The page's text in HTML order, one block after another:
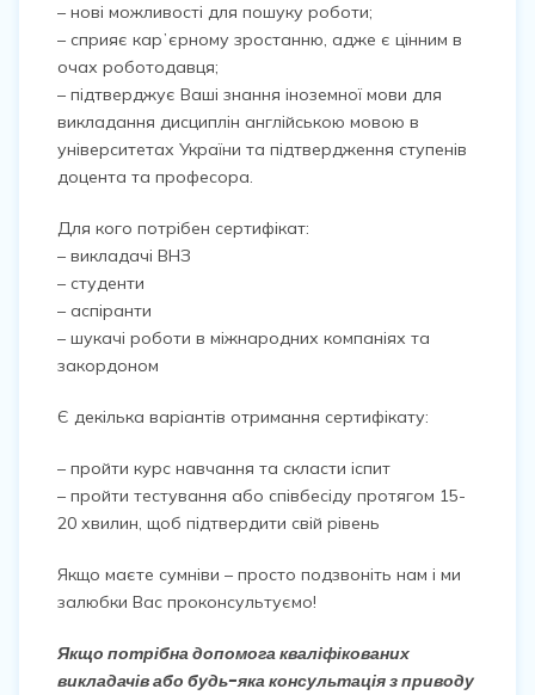
– нові можливості для пошуку роботи;
– сприяє карʼєрному зростанню, адже є цінним в
очах роботодавця;
– підтверджує Ваші знання іноземної мови для
викладання дисциплін англійською мовою в
університетах України та підтвердження ступенів
доцента та професора.
Для кого потрібен сертифікат:
– викладачі ВНЗ
– студенти
– аспіранти
– шукачі роботи в міжнародних компаніях та
закордоном
Є декілька варіантів отримання сертифікату:
– пройти курс навчання та скласти іспит
– пройти тестування або співбесіду протягом 15-
20 хвилин, щоб підтвердити свій рівень
Якщо маєте сумніви – просто подзвоніть нам і ми
залюбки Вас проконсультуємо!
Якщо потрібна допомога кваліфікованих
викладачів або будь-яка консультація з приводу